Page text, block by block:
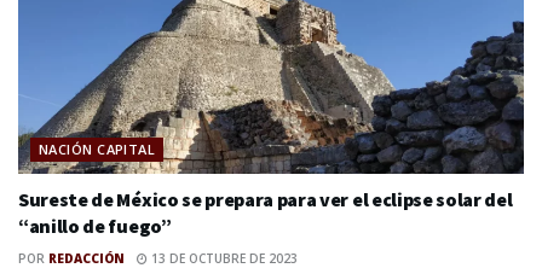
NACIÓN CAPITAL
Sureste de México se prepara para ver el eclipse solar del
“anillo de fuego”
POR REDACCIÓN 13 DE OCTUBRE DE 2023